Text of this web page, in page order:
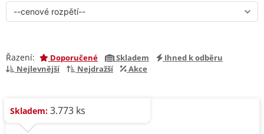
Řazení: Doporučené Skladem
Ihned k odběru
Nejlevnější
Nejdražší Akce
Skladem: 3.773 ks